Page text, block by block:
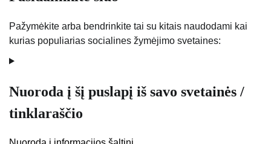
Pažymėkite arba bendrinkite tai su kitais naudodami kai
kurias populiarias socialines žymėjimo svetaines:
Nuoroda į šį puslapį iš savo svetainės /
tinklaraščio